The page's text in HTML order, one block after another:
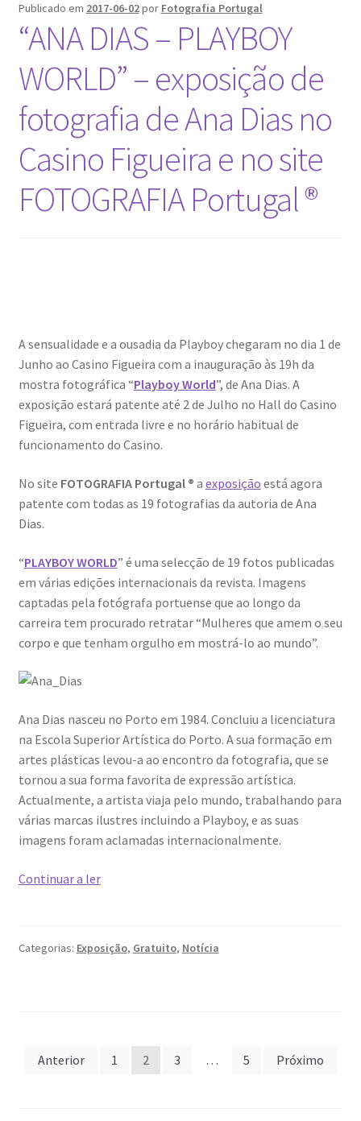
Publicado em 2017-06-02por Fotografia Portugal
“ANA DIAS – PLAYBOY
WORLD” – exposição de
fotografia de Ana Dias no
Casino Figueira e no site
FOTOGRAFIA Portugal ®
A sensualidade e a ousadia da Playboy chegaram no dia 1 de
Junho ao Casino Figueira com a inauguração às 19h da
mostra fotográfica “Playboy World”, de Ana Dias. A
exposição estará patente até 2 de Julho no Hall do Casino
Figueira, com entrada livre e no horário habitual de
funcionamento do Casino.
No site FOTOGRAFIA Portugal ® a exposição está agora
patente com todas as 19 fotografias da autoria de Ana
Dias.
“PLAYBOY WORLD” é uma selecção de 19 fotos publicadas
em várias edições internacionais da revista. Imagens
captadas pela fotógrafa portuense que ao longo da
carreira tem procurado retratar “Mulheres que amem o seu
corpo e que tenham orgulho em mostrá-lo ao mundo”.
Ana Dias nasceu no Porto em 1984. Concluiu a licenciatura
na Escola Superior Artística do Porto. A sua formação em
artes plásticas levou-a ao encontro da fotografia, que se
tornou a sua forma favorita de expressão artística.
Actualmente, a artista viaja pelo mundo, trabalhando para
várias marcas ilustres incluindo a Playboy, e as suas
imagens foram aclamadas internacionalmente.
Continuar a ler“ANA
WORLD”
de
Categorias: Exposição, Gratuito, Notícia
Paginação
Anterior 1 2 3 … 5 Próximo